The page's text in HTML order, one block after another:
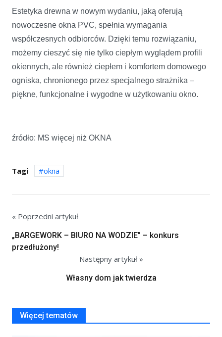
Estetyka drewna w nowym wydaniu, jaką oferują
nowoczesne okna PVC, spełnia wymagania
współczesnych odbiorców. Dzięki temu rozwiązaniu,
możemy cieszyć się nie tylko ciepłym wyglądem profili
okiennych, ale również ciepłem i komfortem domowego
ogniska, chronionego przez specjalnego strażnika –
piękne, funkcjonalne i wygodne w użytkowaniu okno.
źródło: MS więcej niż OKNA
Tagi okna
« Poprzedni artykuł
„BARGEWORK – BIURO NA WODZIE” – konkurs
przedłużony!
Następny artykuł »
Własny dom jak twierdza
Więcej tematów